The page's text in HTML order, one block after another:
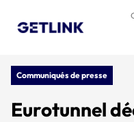
Communiqués de presse
Eurotunnel